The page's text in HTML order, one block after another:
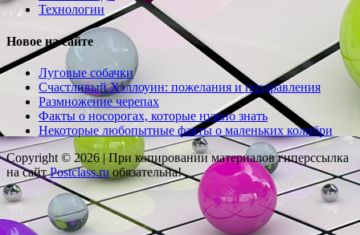
Технологии
Новое на сайте
Луговые собачки
Счастливый Хэллоуин: пожелания и поздравления
Размножение черепах
Факты о носорогах, которые нужно знать
Некоторые любопытные факты о маленьких колибри
Copyright © 2026 |При копировании материалов гиперссылка
на сайтPostclass.ruобязательна!